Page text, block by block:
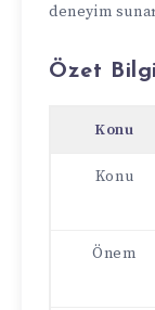
deneyim
Özet Bilgi
Konu
Konu
Önem